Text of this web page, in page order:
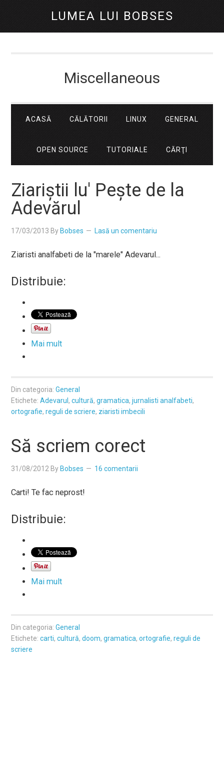
LUMEA LUI BOBSES
Miscellaneous
ACASĂ CĂLĂTORII LINUX GENERAL
OPEN SOURCE TUTORIALE CĂRŢI
Ziariştii lu' Peşte de la
Adevărul
17/03/2013 By Bobses Lasă un comentariu
Ziaristi analfabeti de la "marele" Adevarul...
Distribuie:
Mai mult
Din categoria:General
Etichete:Adevarul ,cultură,gramatica,jurnalisti analfabeti,
ortografie,reguli de scriere, ziaristi imbecili
Să scriem corect
31/08/2012 By Bobses 16 comentarii
Carti! Te fac neprost!
Distribuie:
Mai mult
Din categoria:General
Etichete:carti,cultură,doom,gramatica,ortografie,reguli de
scriere